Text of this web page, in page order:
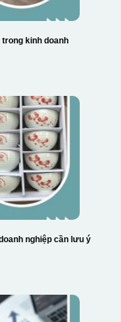
kinh doanh
nghiệp cần lưu ý